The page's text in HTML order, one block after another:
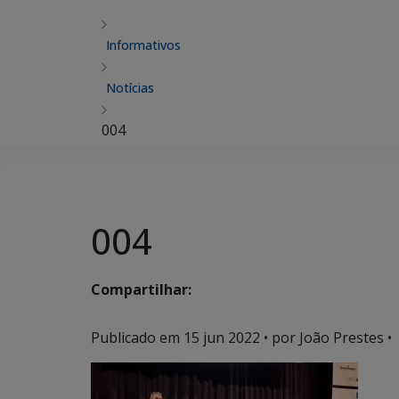
Informativos
Notícias
004
004
Compartilhar:
Publicado em 15 jun 2022 • por João Prestes •